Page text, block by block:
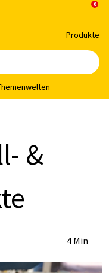
Pro­duk­te
&
4 Min